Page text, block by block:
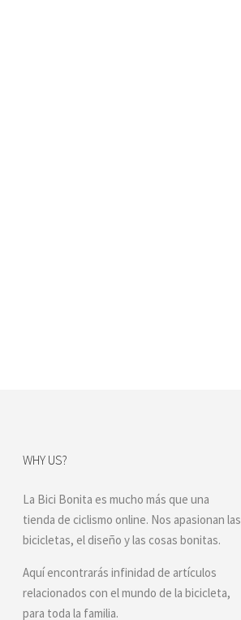
WHY US?
La Bici Bonita es mucho más que una
tienda de ciclismo online. Nos apasionan las
bicicletas, el diseño y las cosas bonitas.
Aquí encontrarás infinidad de artículos
relacionados con el mundo de la bicicleta,
para toda la familia.